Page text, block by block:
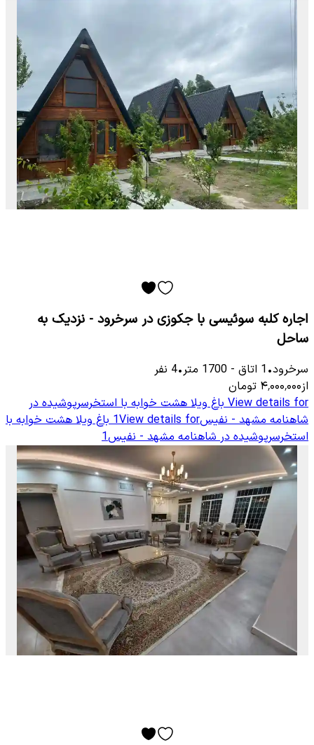
اجاره کلبه سوئیسی با جکوزی در سرخرود - نزدیک به
ساحل
سرخرود•
1 اتاق -
1700 متر•
4 نفر
از۴٬۰۰۰٬۰۰۰ تومان
View details for باغ ویلا هشت خوابه با استخرسرپوشیده در
شاهنامه مشهد - نفیس1View details for باغ ویلا هشت خوابه با
استخرسرپوشیده در شاهنامه مشهد - نفیس1